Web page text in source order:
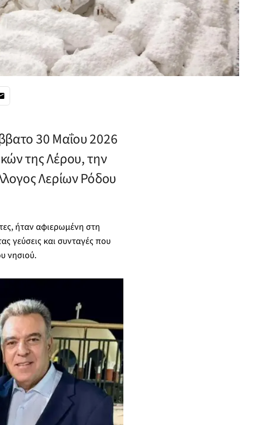
30 Μαΐου 2026
της Λέρου, την
Λερίων Ρόδου
ήταν αφιερωμένη στη
γεύσεις και συνταγές που
νησιού.